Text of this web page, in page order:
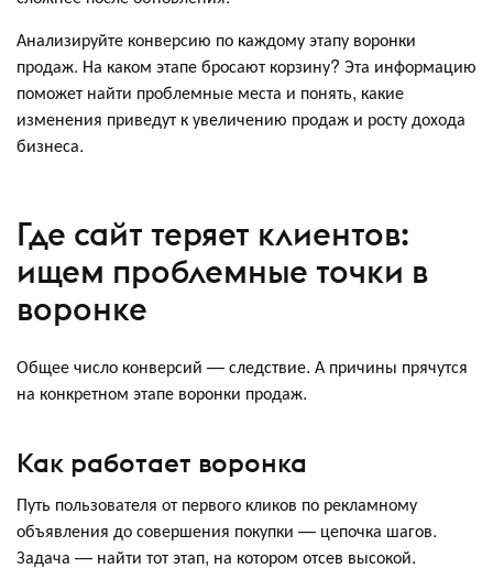
Анализируйте конверсию по каждому этапу воронки
продаж. На каком этапе бросают корзину? Эта информацию
поможет найти проблемные места и понять, какие
изменения приведут к увеличению продаж и росту дохода
бизнеса.
Где сайт теряет клиентов:
ищем проблемные точки в
воронке
Общее число конверсий — следствие. А причины прячутся
на конкретном этапе воронки продаж.
Как работает воронка
Путь пользователя от первого кликов по рекламному
объявления до совершения покупки — цепочка шагов.
Задача — найти тот этап, на котором отсев высокой.